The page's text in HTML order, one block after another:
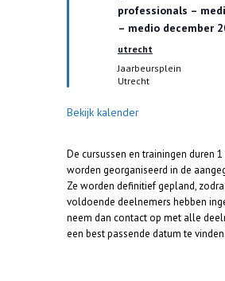
l
c
t
professionals –
– medio december
utrecht
Jaarbeursplein
Utrecht
Bekijk kalender
De cursussen en trainingen duren 1
worden georganiseerd in de
Ze worden definitief gepland,
voldoende deelnemers hebben
neem dan contact op met alle
een best passende datum te vinden.